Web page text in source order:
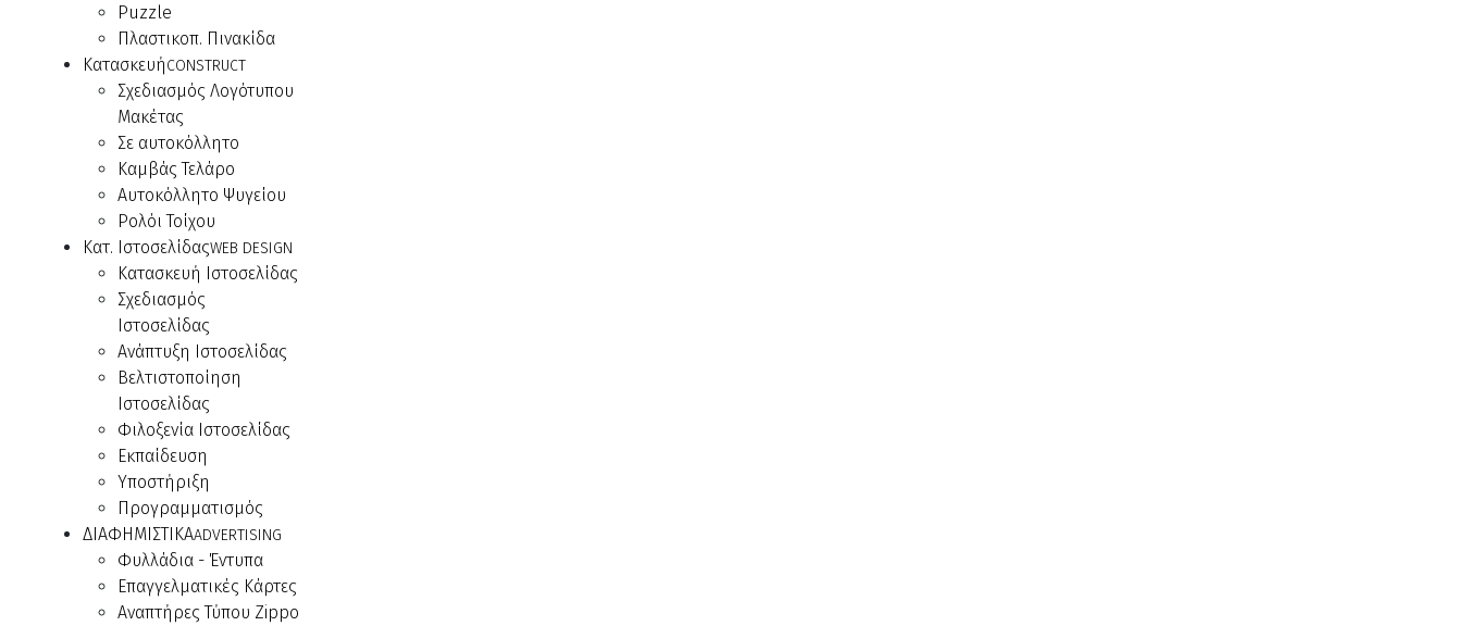
Puzzle
Πλαστικοπ. Πινακίδα
ΚατασκευήCONSTRUCT
Σχεδιασμός Λογότυπου
Μακέτας
Σε αυτοκόλλητο
Καμβάς Τελάρο
Αυτοκόλλητο Ψυγείου
Ρολόι Τοίχου
Κατ. ΙστοσελίδαςWEB DESIGN
Κατασκευή Ιστοσελίδας
Σχεδιασμός
Ιστοσελίδας
Ανάπτυξη Ιστοσελίδας
Βελτιστοποίηση
Ιστοσελίδας
Φιλοξενία Ιστοσελίδας
Εκπαίδευση
Υποστήριξη
Προγραμματισμός
ΔΙΑΦΗΜΙΣΤΙΚΑADVERTISING
Φυλλάδια - Έντυπα
Επαγγελματικές Κάρτες
Αναπτήρες Τύπου Zippo